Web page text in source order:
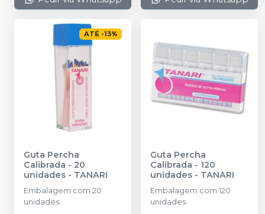
ATÉ -13%
Guta Percha
Calibrada - 20
unidades - TANARI
Embalagem com 20
unidades.
Guta Percha
Calibrada - 120
unidades - TANARI
Embalagem com 120
unidades.